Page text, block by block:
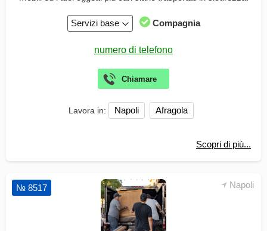
Servizi base Compagnia
Lavora in: Napoli Afragola
Scopri di più...
Napoli
№ 8517